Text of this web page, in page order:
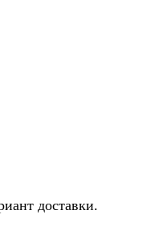
доставки.